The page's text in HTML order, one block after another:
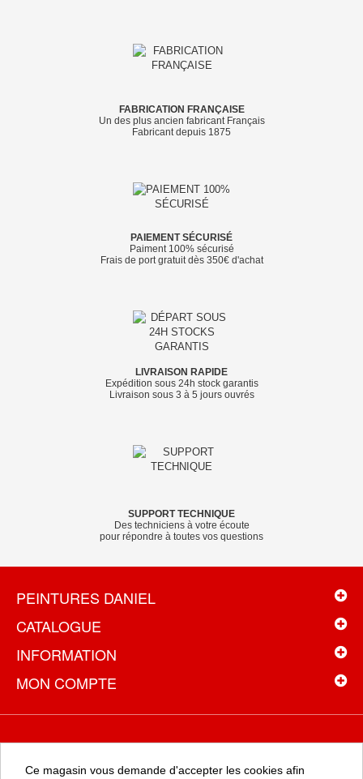
FABRICATION FRANÇAISE
Un des plus ancien fabricant Français
Fabricant depuis 1875
PAIEMENT SÉCURISÉ
Paiment 100% sécurisé
Frais de port gratuit dès 350€ d'achat
LIVRAISON RAPIDE
Expédition sous 24h stock garantis
Livraison sous 3 à 5 jours ouvrés
SUPPORT TECHNIQUE
Des techniciens à votre écoute
pour répondre à toutes vos questions
PEINTURES DANIEL
CATALOGUE
INFORMATION
MON COMPTE
Ce magasin vous demande d'accepter les cookies afin